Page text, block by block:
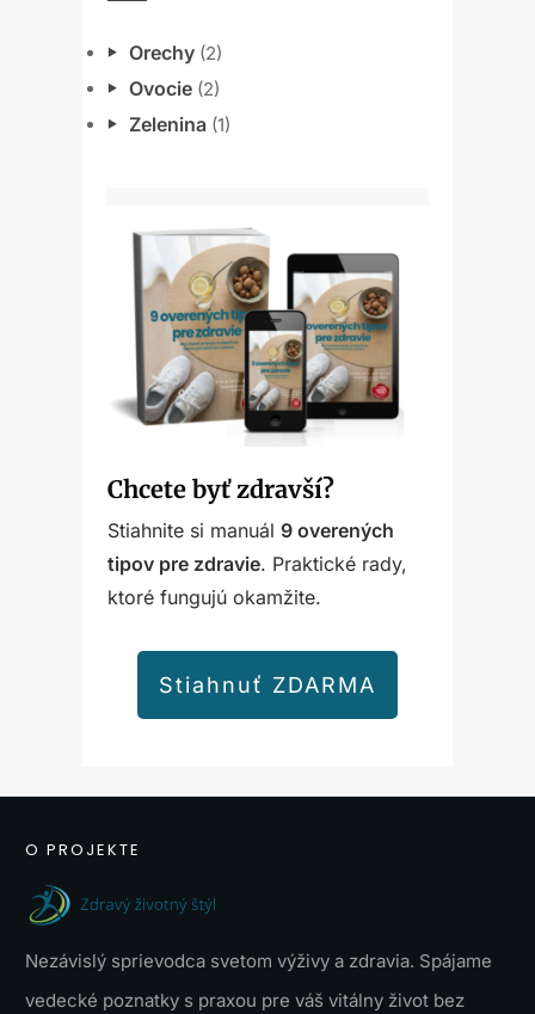
Orechy (2)
Ovocie (2)
Zelenina (1)
Chcete byť zdravší?
Stiahnite si manuál 9 overených
tipov pre zdravie. Praktické rady,
ktoré fungujú okamžite.
Stiahnuť ZDARMA
O PROJEKTE
Nezávislý sprievodca svetom výživy a zdravia. Spájame
vedecké poznatky s praxou pre váš vitálny život bez